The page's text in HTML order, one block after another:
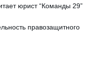
юрист “Команды 29”
правозащитного